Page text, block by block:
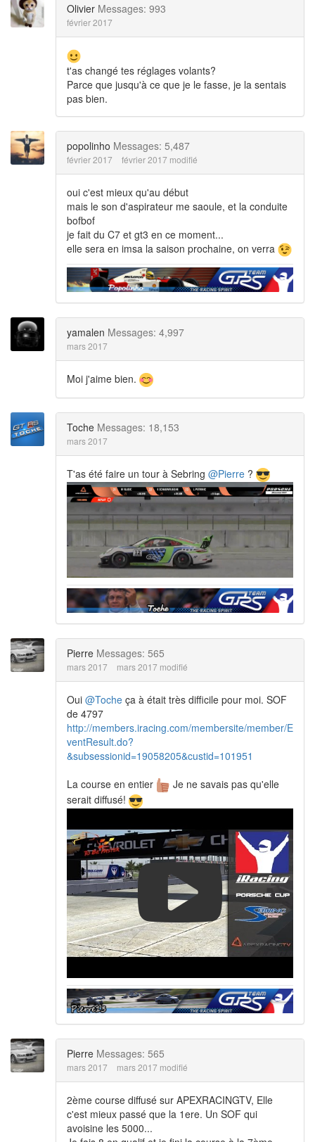
Olivier Messages: 993
février 2017
t'as changé tes réglages volants?
Parce que jusqu'à ce que je le fasse, je la sentais
pas bien.
popolinho Messages: 5,487
février 2017 février 2017 modifié
oui c'est mieux qu'au début
mais le son d'aspirateur me saoule, et la conduite
bofbof
je fait du C7 et gt3 en ce moment...
elle sera en imsa la saison prochaine, on verra
yamalen Messages: 4,997
mars 2017
Moi j'aime bien.
Toche Messages: 18,153
mars 2017
T'as été faire un tour à Sebring @Pierre ?
Pierre Messages: 565
mars 2017 mars 2017 modifié
Oui @Toche ça à était très difficile pour moi. SOF
de 4797
http://members.iracing.com/membersite/member/E
ventResult.do?
&subsessionid=19058205&custid=101951
La course en entier
Je ne savais pas qu'elle
serait diffusé!
Pierre Messages: 565
mars 2017 mars 2017 modifié
2ème course diffusé sur APEXRACINGTV, Elle
c'est mieux passé que la 1ere. Un SOF qui
avoisine les 5000...